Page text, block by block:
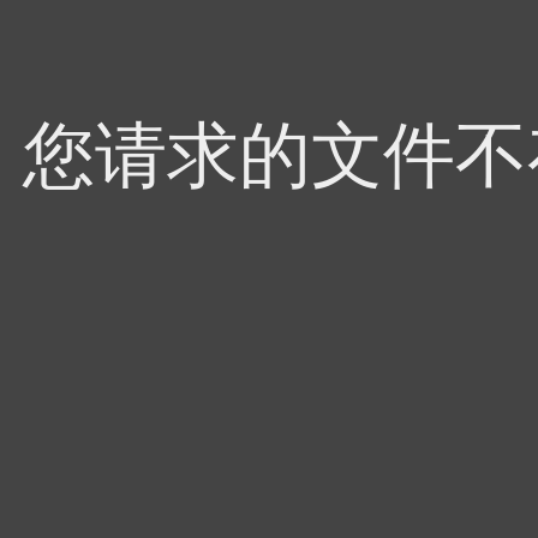
您请求的文件